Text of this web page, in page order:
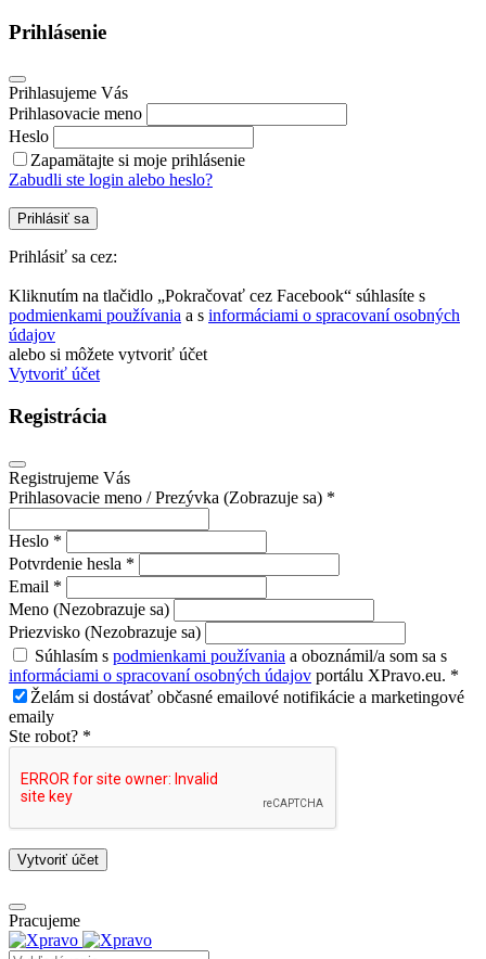
Prihlásenie
Prihlasujeme Vás
Prihlasovacie meno
Heslo
Zapamätajte si moje prihlásenie
Zabudli ste login alebo heslo?
Prihlásiť sa
Prihlásiť sa cez:
Kliknutím na tlačidlo „Pokračovať cez Facebook“ súhlasíte s
podmienkami používania a s informáciami o spracovaní osobných
údajov
alebo si môžete vytvoriť účet
Vytvoriť účet
Registrácia
Registrujeme Vás
Prihlasovacie meno / Prezývka (Zobrazuje sa) *
Heslo *
Potvrdenie hesla *
Email *
Meno (Nezobrazuje sa)
Priezvisko (Nezobrazuje sa)
Súhlasím s podmienkami používania a oboznámil/a som sa s
informáciami o spracovaní osobných údajov portálu XPravo.eu. *
Želám si dostávať občasné emailové notifikácie a marketingové
emaily
Ste robot? *
Vytvoriť účet
Pracujeme